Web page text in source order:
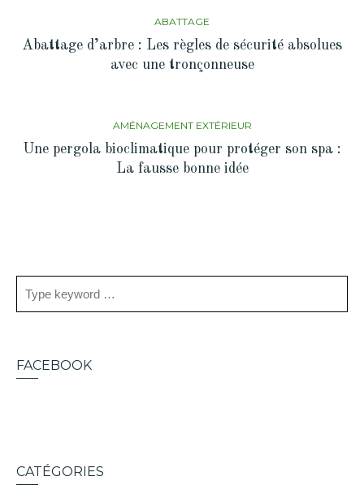
ABATTAGE
Abattage d’arbre : Les règles de sécurité absolues
avec une tronçonneuse
AMÉNAGEMENT EXTÉRIEUR
Une pergola bioclimatique pour protéger son spa :
La fausse bonne idée
FACEBOOK
CATÉGORIES